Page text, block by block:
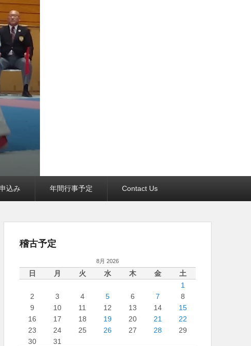
込み 年間行事予定 Contact Us
稽古予定
8月 2026
日 月 火 水 木 金
土
1
2
3 4 5 6 7
8
9
10 11 12 13 14
15
16
17 18 19 20 21
22
23
24 25 26 27 28
29
30
31